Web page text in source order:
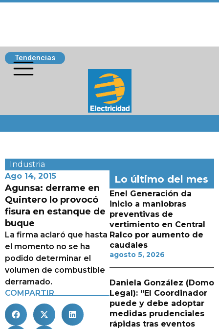
Tendencias
Industria
Ago 14, 2015
Agunsa: derrame en
Quintero lo provocó
fisura en estanque de
buque
La firma aclaró que hasta
el momento no se ha
podido determinar el
volumen de combustible
derramado.
COMPARTIR
Lo último del mes
Enel Generación da
inicio a maniobras
preventivas de
vertimiento en Central
Ralco por aumento de
caudales
agosto 5, 2026
Daniela González (Domo
Legal): “El Coordinador
puede y debe adoptar
medidas prudenciales
rápidas tras eventos